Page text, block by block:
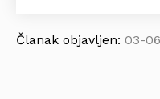
Članak objavljen: 03-